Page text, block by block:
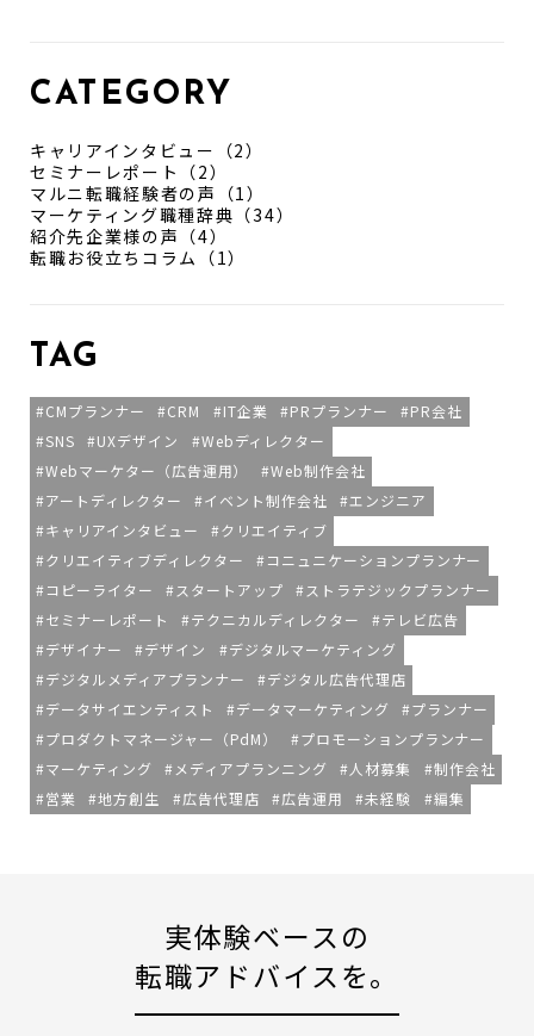
CATEGORY
キャリアインタビュー（2）
セミナーレポート（2）
マルニ転職経験者の声（1）
マーケティング職種辞典（34）
紹介先企業様の声（4）
転職お役立ちコラム（1）
TAG
CMプランナー CRM IT企業 PRプランナー
PR会社
SNS
UXデザイン
Webディレクター
Webマーケター（広告運用）
Web制作会社
アートディレクター
イベント制作会社
エンジニア
キャリアインタビュー
クリエイティブ
クリエイティブディレクター
コニュニケーションプランナー
コピーライター
スタートアップ
ストラテジックプランナー
セミナーレポート
テクニカルディレクター
テレビ広告
デザイナー
デザイン
デジタルマーケティング
デジタルメディアプランナー
デジタル広告代理店
データサイエンティスト
データマーケティング
プランナー
プロダクトマネージャー（PdM）
プロモーションプランナー
マーケティング
メディアプランニング 人材募集
制作会社
営業
地方創生 広告代理店 広告運用 未経験 編集
実体験ベースの
転職アドバイスを。